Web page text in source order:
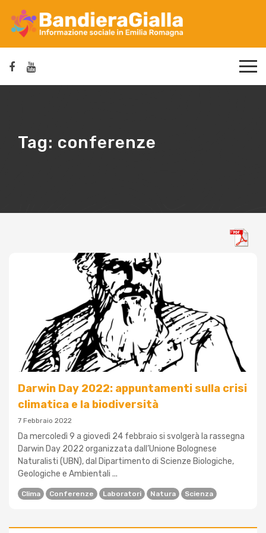
Tag: conferenze
Darwin Day 2022: appuntamenti sulla crisi
climatica e la biodiversità
7 Febbraio 2022
Da mercoledì 9 a giovedì 24 febbraio si svolgerà la rassegna
Darwin Day 2022 organizzata dall’Unione Bolognese
Naturalisti (UBN), dal Dipartimento di Scienze Biologiche,
Geologiche e Ambientali ...
Clima Conferenze Laboratori Natura Scienza